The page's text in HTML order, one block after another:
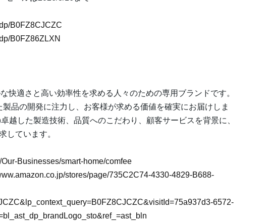
B0FZ8CJCZC
B0FZ86ZLXN
快適さと高い効率性を求める人々のための専用ブランドです。
品の開発に注力し、お客様が求める価値を確実にお届けしま
越した製造技術、品質へのこだわり、顧客サービスを背景に、
しています。
Businesses/smart-home/comfee
stores/page/735C2C74-4330-4829-B688-
6572-